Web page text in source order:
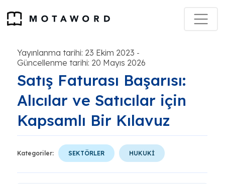
Yayınlanma tarihi: 23 Ekim 2023 -
Güncellenme tarihi: 20 Mayıs 2026
Satış Faturası Başarısı:
Alıcılar ve Satıcılar için
Kapsamlı Bir Kılavuz
Kategoriler: SEKTÖRLER HUKUKİ